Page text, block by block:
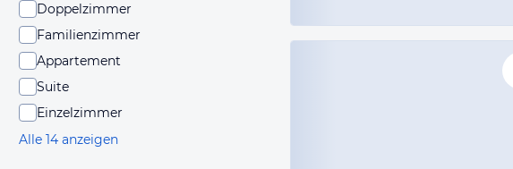
Doppelzimmer
Familienzimmer
Appartement
Suite
Einzelzimmer
Alle 14 anzeigen